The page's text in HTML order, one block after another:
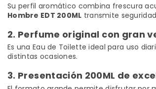
Su perfil aromático combina frescura
Hombre EDT 200ML transmite
2. Perfume original con gran
Es una Eau de Toilette ideal para uso
distintas ocasiones.
3. Presentación 200ML de